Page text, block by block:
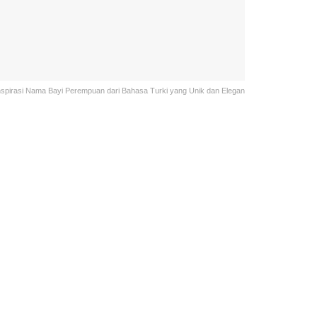
Nama Bayi Perempuan dari Bahasa Turki yang Unik dan Elegan